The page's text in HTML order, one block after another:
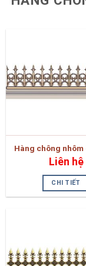
Hàng chông nhôm
Liên hệ
CHI TIẾT